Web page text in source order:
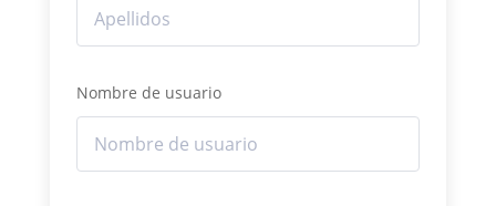
Nombre de usuario